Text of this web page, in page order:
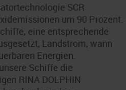
SCR
um 90 Prozent.
eine entsprechende
Landstrom, wann
Energien.
Schiffe die
RINA DOLPHIN